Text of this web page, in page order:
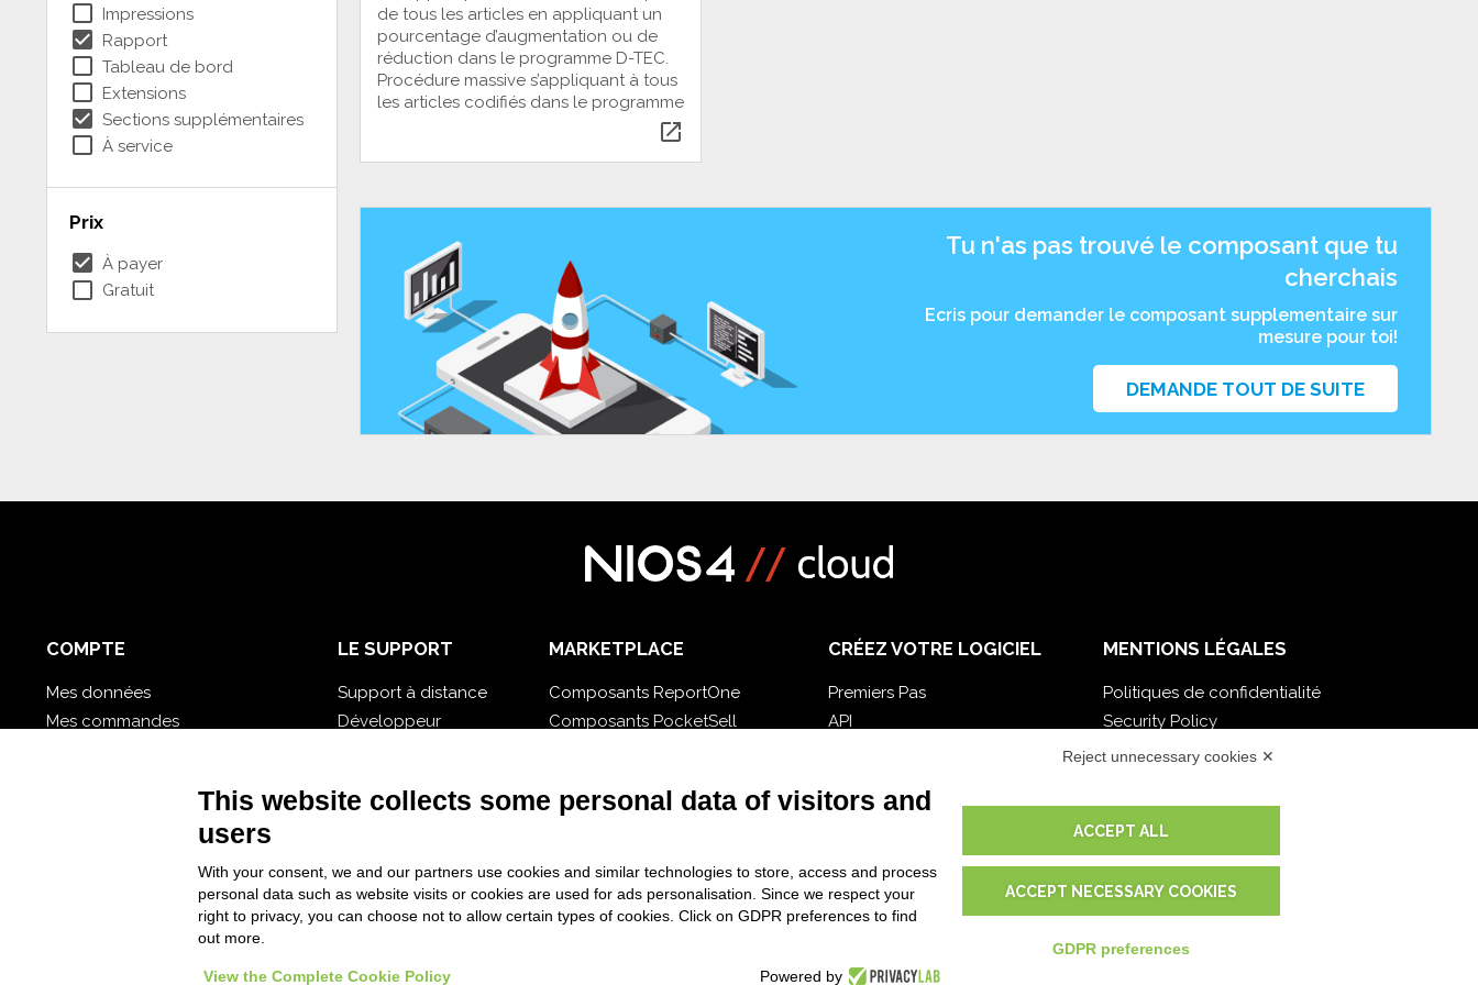
check_box_outline_blank Impressions
check_box Rapport
check_box_outline_blank Tableau de bord
check_box_outline_blank Extensions
check_box Sections supplémentaires
check_box_outline_blank À service
Prix
check_box À payer
check_box_outline_blank Gratuit
de tous les articles en appliquant un
pourcentage d’augmentation ou de
réduction dans le programme D-TEC.
Procédure massive s’appliquant à tous
les articles codifiés dans le programme
open_in_new
Tu n'as pas trouvé le composant que tu
cherchais
Ecris pour demander le composant supplementaire sur
mesure pour toi!
DEMANDE TOUT DE SUITE
COMPTE
Mes données
Mes commandes
LE SUPPORT
Support à distance
Développeur
MARKETPLACE
Composants ReportOne
Composants PocketSell
CRÉEZ VOTRE LOGICIEL
Premiers Pas
API
MENTIONS LÉGALES
Politiques de confidentialité
Security Policy
Documentation contractuelle et RGPD
Conditions générales de vente
Conditions du service d'assistance
Paramètres cookie
Reject unnecessary cookies ✕
This website collects some personal data of visitors and
users
With your consent, we and our partners use cookies and similar technologies to store, access and process
personal data such as website visits or cookies are used for ads personalisation. Since we respect your
right to privacy, you can choose not to allow certain types of cookies. Click on GDPR preferences to find
out more.
View the Complete Cookie Policy Powered by
ACCEPT ALL
ACCEPT NECESSARY COOKIES
GDPR preferences